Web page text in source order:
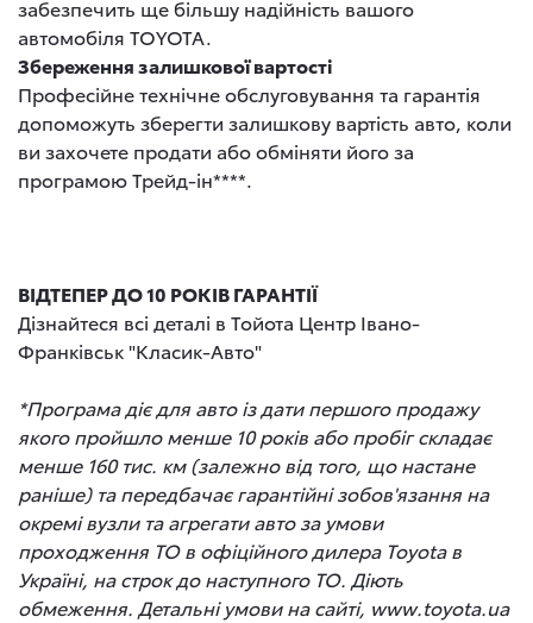
забезпечить ще більшу надійність вашого
автомобіля TOYOTA.
Збереження залишкової вартості
Професійне технічне обслуговування та гарантія
допоможуть зберегти залишкову вартість авто, коли
ви захочете продати або обміняти його за
програмою Трейд-ін****.
ВІДТЕПЕР ДО 10 РОКІВ ГАРАНТІЇ
Дізнайтеся всі деталі в Тойота Центр Івано-
Франківськ "Класик-Авто"
*Програма діє для авто із дати першого продажу
якого пройшло менше 10 років або пробіг складає
менше 160 тис. км (залежно від того, що настане
раніше) та передбачає гарантійні зобов'язання на
окремі вузли та агрегати авто за умови
проходження ТО в офіційного дилера Toyota в
Україні, на строк до наступного ТО. Діють
обмеження. Детальні умови на сайті, www.toyota.ua